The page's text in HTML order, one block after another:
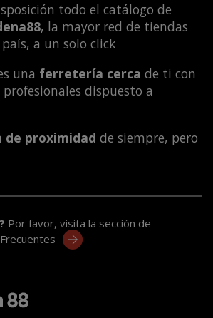
todo el catálogo de
, la mayor red de tiendas
a un solo click
una ferretería cerca de ti con
dispuesto a
proximidad de siempre, pero
Por favor, visita la sección de